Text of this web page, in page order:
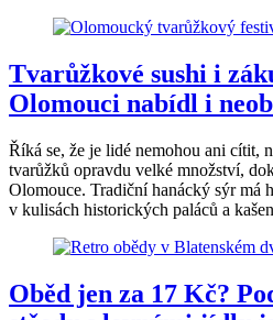
Tvarůžkové sushi i
Olomouci nabídl i
Říká se, že je lidé nemohou ani cítit,
tvarůžků opravdu velké množství,
Olomouce. Tradiční hanácký sýr má
v kulisách historických paláců a
Oběd jen za 17 Kč?